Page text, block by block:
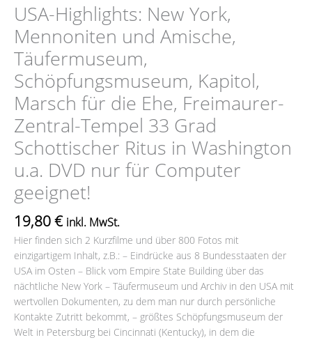
USA-Highlights: New York,
Mennoniten und Amische,
Täufermuseum,
Schöpfungsmuseum, Kapitol,
Marsch für die Ehe, Freimaurer-
Zentral-Tempel 33 Grad
Schottischer Ritus in Washington
u.a. DVD nur für Computer
geeignet!
19,80€ inkl. MwSt.
Hier finden sich 2 Kurzfilme und über 800 Fotos mit
einzigartigem Inhalt, z.B.: – Eindrücke aus 8 Bundesstaaten der
USA im Osten – Blick vom Empire State Building über das
nächtliche New York – Täufermuseum und Archiv in den USA mit
wertvollen Dokumenten, zu dem man nur durch persönliche
Kontakte Zutritt bekommt, – größtes Schöpfungsmuseum der
Welt in Petersburg bei Cincinnati (Kentucky), in dem die
nur
für
Computer
geeignet!
Menge